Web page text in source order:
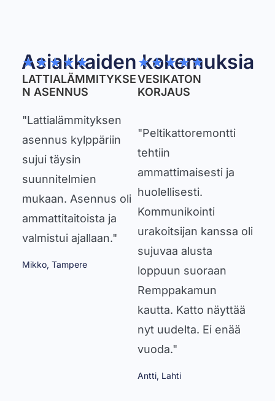
Asiakkaiden kokemuksia
★★★★ ★
LATTIALÄMMITYKSE
N ASENNUS
"Lattialämmityksen
asennus kylppäriin
sujui täysin
suunnitelmien
mukaan. Asennus oli
ammattitaitoista ja
valmistui ajallaan."
Mikko, Tampere
★★★★★
VESIKATON
KORJAUS
"Peltikattoremontti
tehtiin
ammattimaisesti ja
huolellisesti.
Kommunikointi
urakoitsijan kanssa oli
sujuvaa alusta
loppuun suoraan
Remppakamun
kautta. Katto näyttää
nyt uudelta. Ei enää
vuoda."
Antti, Lahti